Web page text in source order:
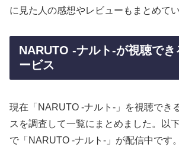
に見た人の感想やレビューもまとめてい
NARUTO -ナルト-が視聴で
ービス
現在「NARUTO -ナルト-」を視聴でき
スを調査して一覧にまとめました。以
で「NARUTO -ナルト-」が配信中です。